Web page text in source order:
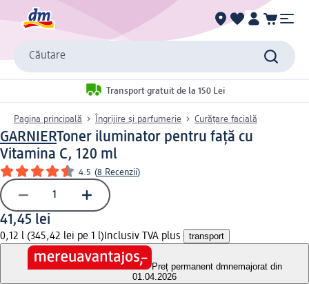
Căutare
Transport gratuit de la 150 Lei
Pagina principală Îngrijire și parfumerie Curățare facială
GARNIERToner iluminator pentru față cu
Vitamina C, 120 ml
4.5 (8 Recenzii)
41,45 lei
0,12 l (345,42 lei pe 1 l) Inclusiv TVA plus transport
Preț permanent dmnemajorat din
01.04.2026